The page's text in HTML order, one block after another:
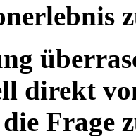
direkt
Frage